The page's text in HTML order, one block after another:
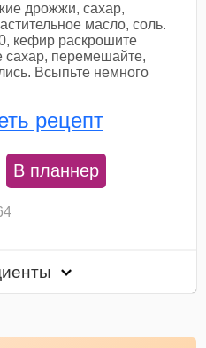
дрожжи, сахар,
масло, соль.
кефир раскрошите
сахар, перемешайте,
Всыпьте немного
рецепт
В планнер